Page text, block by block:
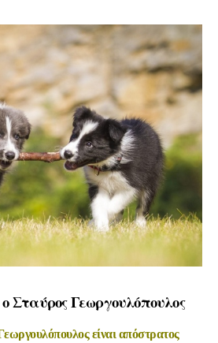
Σταύρος Γεωργουλόπουλος
είναι απόστρατος